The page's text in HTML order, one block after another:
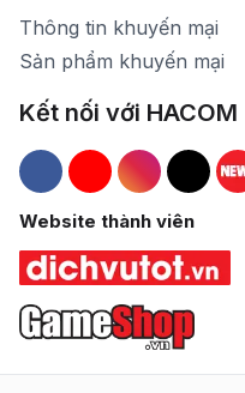
Thông tin khuyến mại
Sản phẩm khuyến mại
Kết nối với HACOM
Hacom Facebook
HacomHacom
Website thành viên